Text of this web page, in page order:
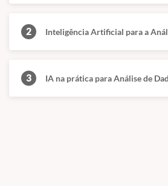
2 Inteligência Artificial para a
3 IA na prática para Análise de